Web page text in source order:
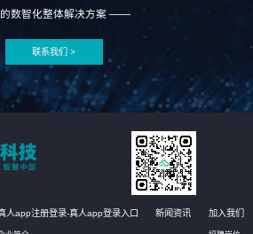
数智化整体解决方案 ——
联系我们 >
人app注册登录-真人app登录入口 新闻资讯 加入我们